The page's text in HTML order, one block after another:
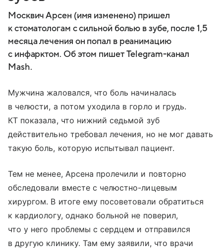
Москвич Арсен (имя изменено) пришел
к стоматологам с сильной болью в зубе, после 1,5
месяца лечения он попал в реанимацию
с инфарктом. Об этом пишет Telegram-канал
Mash.
Мужчина жаловался, что боль начиналась
в челюсти, а потом уходила в горло и грудь.
КТ показала, что нижний седьмой зуб
действительно требовал лечения, но не мог давать
такую боль, которую испытывал пациент.
Тем не менее, Арсена пролечили и повторно
обследовали вместе с челюстно-лицевым
хирургом. В итоге ему посоветовали обратиться
к кардиологу, однако больной не поверил,
что у него проблемы с сердцем и отправился
в другую клинику. Там ему заявили, что врачи